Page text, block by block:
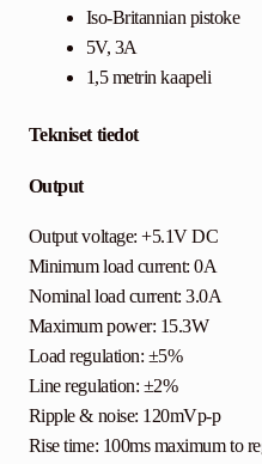
Iso-Britannian pistoke
5V, 3A
1,5 metrin kaapeli
Tekniset tiedot
Output
Output voltage: +5.1V DC
Minimum load current: 0A
Nominal load current: 3.0A
Maximum power: 15.3W
Load regulation: ±5%
Line regulation: ±2%
Ripple & noise: 120mVp-p
Rise time: 100ms maximum to